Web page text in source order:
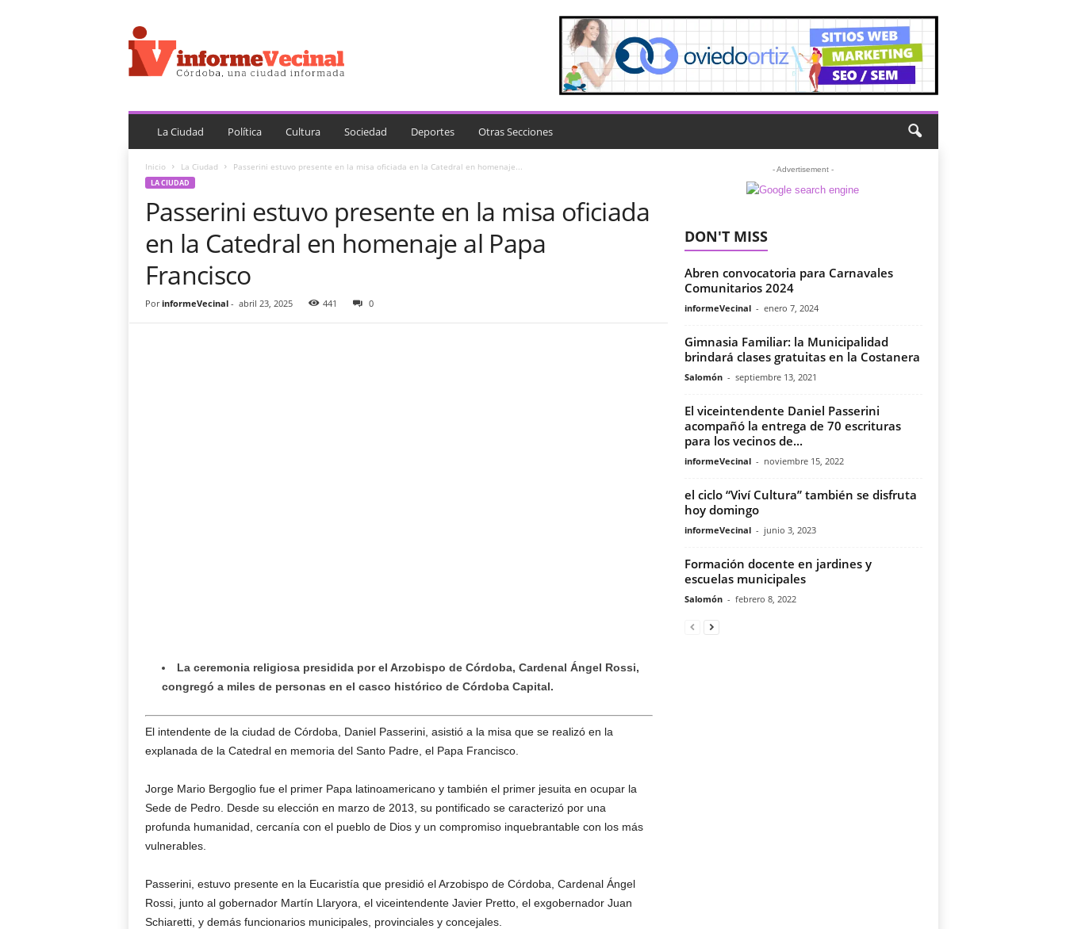
n
f
o
e
e
La Ciudad Política Cultura Sociedad Deportes Otras Secciones
Inicio La Ciudad Passerini estuvo presente en la misa oficiada en la Catedral en homenaje...
LA CIUDAD
Passerini estuvo presente en la misa oficiada
en la Catedral en homenaje al Papa
Francisco
Por informeVecinal- abril 23, 2025 441 0
La ceremonia religiosa presidida por el Arzobispo de Córdoba, Cardenal Ángel Rossi,
congregó a miles de personas en el casco histórico de Córdoba Capital.
El intendente de la ciudad de Córdoba, Daniel Passerini, asistió a la misa que se realizó en la
explanada de la Catedral en memoria del Santo Padre, el Papa Francisco.
Jorge Mario Bergoglio fue el primer Papa latinoamericano y también el primer jesuita en ocupar la
Sede de Pedro. Desde su elección en marzo de 2013, su pontificado se caracterizó por una
profunda humanidad, cercanía con el pueblo de Dios y un compromiso inquebrantable con los más
vulnerables.
Passerini, estuvo presente en la Eucaristía que presidió el Arzobispo de Córdoba, Cardenal Ángel
Rossi, junto al gobernador Martín Llaryora, el viceintendente Javier Pretto, el exgobernador Juan
Schiaretti, y demás funcionarios municipales, provinciales y concejales.
- Advertisement -
DON'T MISS
Abren convocatoria para Carnavales
Comunitarios 2024
informeVecinal - enero 7, 2024
Gimnasia Familiar: la Municipalidad
brindará clases gratuitas en la Costanera
Salomón - septiembre 13, 2021
El viceintendente Daniel Passerini
acompañó la entrega de 70 escrituras
para los vecinos de...
informeVecinal - noviembre 15, 2022
el ciclo “Viví Cultura” también se disfruta
hoy domingo
informeVecinal - junio 3, 2023
Formación docente en jardines y
escuelas municipales
Salomón - febrero 8, 2022